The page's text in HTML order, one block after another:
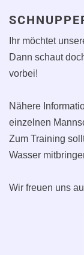
Ihr möchtet
Dann schaut
vorbei!
Nähere
einzelnen
Zum Training
Wasser
Wir freuen uns